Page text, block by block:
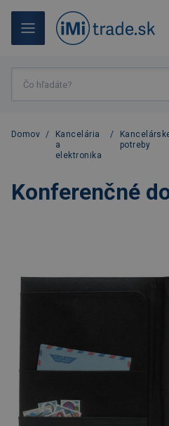
Domov /
Kancelária
a
elektronika
/
potreby
Konferenčné